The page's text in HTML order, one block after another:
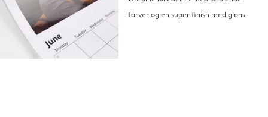
farver og en super finish med glans.